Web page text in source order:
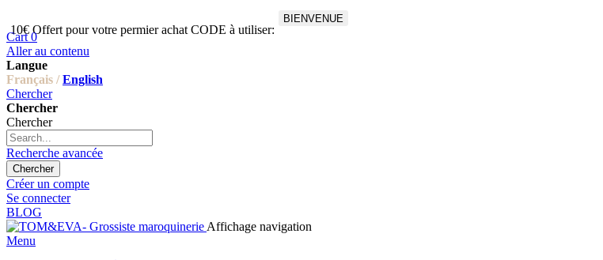
10€ Offert pour votre permier achat CODE à utiliser:
BIENVENUE
Cart 0
Aller au contenu
Langue
Français / English
Chercher
Chercher
Chercher
Recherche avancée
Chercher
Créer un compte
Se connecter
BLOG
Affichage navigation
Menu